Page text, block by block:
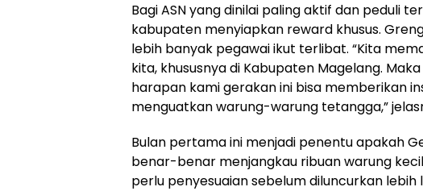
Bagi ASN yang dinilai paling aktif dan peduli
kabupaten menyiapkan reward khusus.
lebih banyak pegawai ikut terlibat. “Kita
kita, khususnya di Kabupaten Magelang.
harapan kami gerakan ini bisa memberikan
menguatkan warung-warung tetangga,”
Bulan pertama ini menjadi penentu apakah
benar-benar menjangkau ribuan warung
perlu penyesuaian sebelum diluncurkan lebih